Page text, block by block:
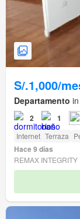
S/.1,000/
Departamento
2 1
Internet Terraza
Hace 9 días
REMAX INTEGRITY